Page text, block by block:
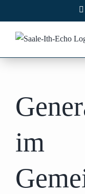
Inhalt
springen
im